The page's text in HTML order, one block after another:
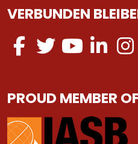
VERBUNDEN
PROUD MEMBER